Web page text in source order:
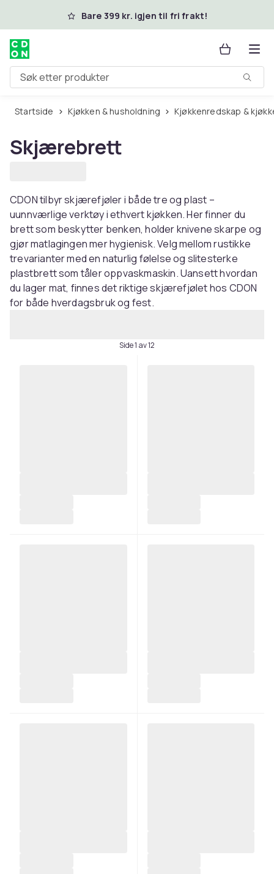
Hopp til hovedinnholdBare 399 kr. igjen til fri frakt!
Søk etter produkter
Startside Kjøkken & husholdning Kjøkkenredskap &
Skjærebrett
CDON tilbyr skjærefjøler i både tre og plast –
uunnværlige verktøy i ethvert kjøkken. Her finner du
brett som beskytter benken, holder knivene skarpe og
gjør matlagingen mer hygienisk. Velg mellom rustikke
trevarianter med en naturlig følelse og slitesterke
plastbrett som tåler oppvaskmaskin. Uansett hvordan
du lager mat, finnes det riktige skjærefjølet hos CDON
for både hverdagsbruk og fest.
Side 1 av 12